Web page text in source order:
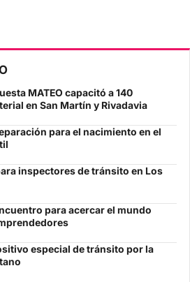
MATEO capacitó a 140
en San Martín y Rivadavia
para el nacimiento en el
inspectores de tránsito en Los
para acercar el mundo
especial de tránsito por la